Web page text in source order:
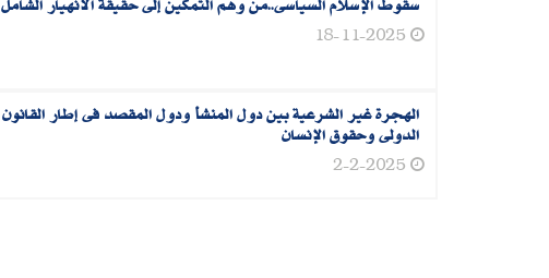
سقوط الإسلام السياسى..من وهم التمكين إلى حقيقة الانهيار الشامل
18-11-2025
الهجرة غير الشرعية بين دول المنشأ ودول المقصد فى إطار القانون
الدولى وحقوق الإنسان
2-2-2025